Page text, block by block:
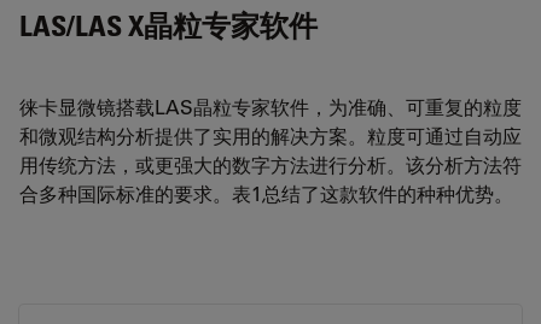
LAS/LAS X晶粒专家软件
徕卡显微镜搭载LAS晶粒专家软件，为准确、可重复的粒度
和微观结构分析提供了实用的解决方案。粒度可通过自动应
用传统方法，或更强大的数字方法进行分析。该分析方法符
合多种国际标准的要求。表1总结了这款软件的种种优势。